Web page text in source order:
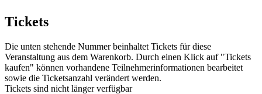
Tickets
Die unten stehende Nummer beinhaltet Tickets für diese
Veranstaltung aus dem Warenkorb. Durch einen Klick auf "Tickets
kaufen" können vorhandene Teilnehmerinformationen bearbeitet
sowie die Ticketsanzahl verändert werden.
Tickets sind nicht länger verfügbar